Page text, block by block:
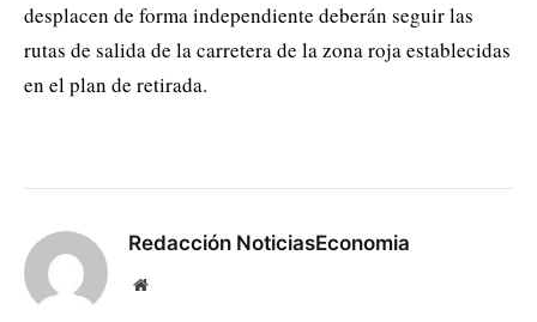
desplacen de forma independiente deberán seguir las
rutas de salida de la carretera de la zona roja establecidas
en el plan de retirada.
Redacción NoticiasEconomia
Website